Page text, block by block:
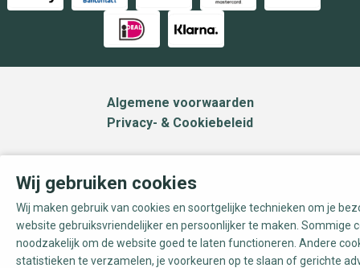
Algemene voorwaarden
Privacy- & Cookiebeleid
Wij gebruiken cookies
Wij maken gebruik van cookies en soortgelijke technieken om je
website gebruiksvriendelijker en persoonlijker te maken. Sommige
noodzakelijk om de website goed te laten functioneren. Andere
statistieken te verzamelen, je voorkeuren op te slaan of gerichte